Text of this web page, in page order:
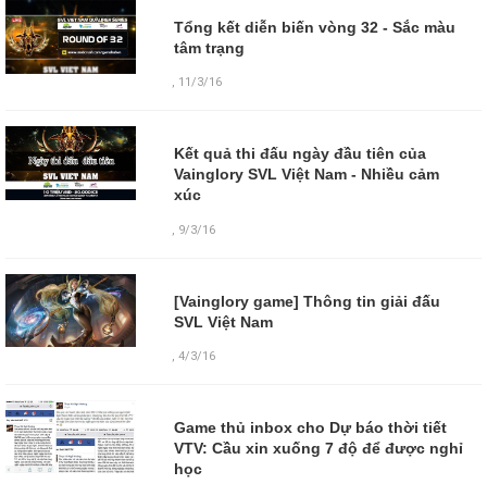
Tổng kết diễn biến vòng 32 - Sắc màu
tâm trạng
, 11/3/16
Kết quả thi đấu ngày đầu tiên của
Vainglory SVL Việt Nam - Nhiều cảm
xúc
9/3/16
[Vainglory game] Thông tin giải đấu
SVL Việt Nam
,4/3/16
Game thủ inbox cho Dự báo thời tiết
VTV: Cầu xin xuống 7 độ để được nghỉ
học